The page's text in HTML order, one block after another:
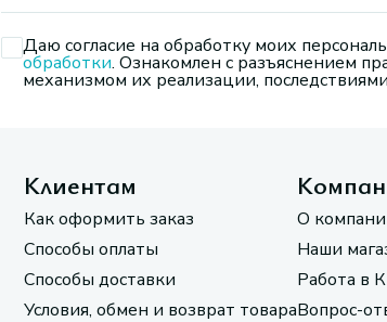
Даю согласие на обработку моих
обработки. Ознакомлен с разъяснением
механизмом их реализации,
Клиентам
Как оформить заказ
Способы оплаты
Способы доставки
Условия, обмен и возврат товара
О
Наши
Работа в
Вопрос-